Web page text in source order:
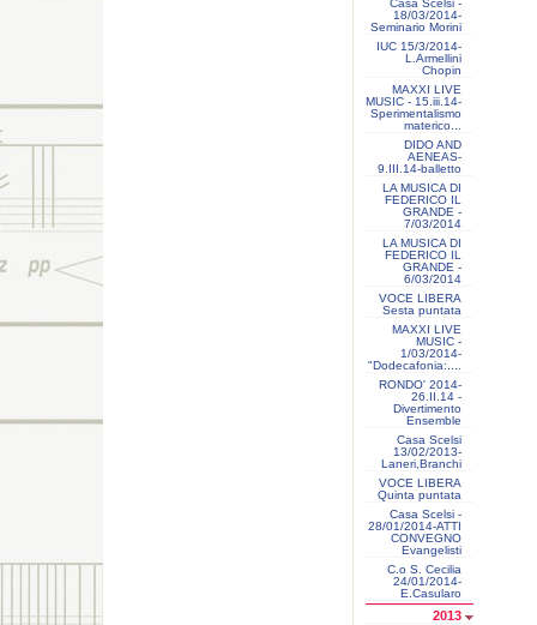
Casa Scelsi -
18/03/2014-
Seminario Morini
IUC 15/3/2014-
L.Armellini
Chopin
MAXXI LIVE
MUSIC - 15.iii.14-
Sperimentalismo
materico...
DIDO AND
AENEAS-
9.III.14-balletto
LA MUSICA DI
FEDERICO IL
GRANDE -
7/03/2014
LA MUSICA DI
FEDERICO IL
GRANDE -
6/03/2014
VOCE LIBERA
Sesta puntata
MAXXI LIVE
MUSIC -
1/03/2014-
"Dodecafonia:....
RONDO' 2014-
26.II.14 -
Divertimento
Ensemble
Casa Scelsi
13/02/2013-
Laneri,Branchi
VOCE LIBERA
Quinta puntata
Casa Scelsi -
28/01/2014-ATTI
CONVEGNO
Evangelisti
C.o S. Cecilia
24/01/2014-
E.Casularo
2013